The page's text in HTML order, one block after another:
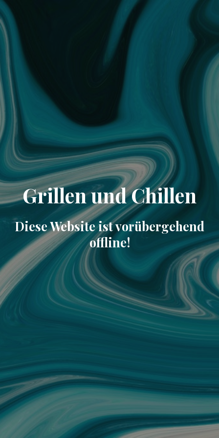
Grillen und Chillen
Diese Website ist vorübergehend
offline!